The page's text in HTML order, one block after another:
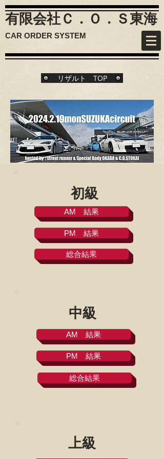
有限会社Ｃ．Ｏ．Ｓ東海
CAR ORDER SYSTEM
リザルト TOP
初級
AM 結果
PM 結果
総合結果
中級
AM 結果
PM 結果
総合結果
上級